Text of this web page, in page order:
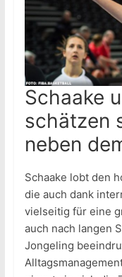
Schaake
schätzen
neben
Schaake lobt den
die auch dank
vielseitig für eine
auch nach langen
Jongeling